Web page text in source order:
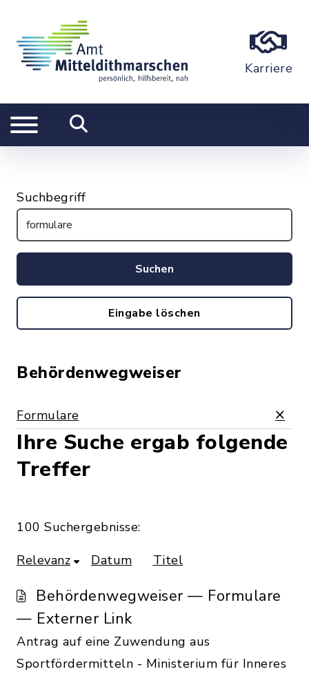
Karriere
Ihre Suche ergab folgende
Treffer
100 Suchergebnisse:
Relevanz
Datum Titel
Behördenwegweiser — Formulare
— Externer Link
Antrag auf eine Zuwendung aus
Sportfördermitteln - Ministerium für Inneres
Suchbegriff
Eingabe löschen
Behördenwegweiser
Formulare